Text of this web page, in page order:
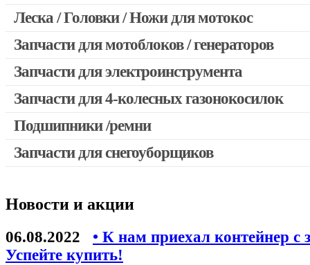
Запчасти для Китайских триммеров
Запчасти для мотокос Stihl / Husqvarna / Oleo-mac / Echo и
Леска / Головки / Ножи для мотокос
Запчасти для мотоблоков / генераторов
Запчасти для электроинструмента
Двигатели, редукторы для шуруповертов
Выключатели, переключатели
Запчасти для УШМ (болгарок)
Запчасти для электроинструмента другие
Запчасти для компрессоров
Конденсаторы
Запчасти для 4-колесных газонокосилок
Подшипники /ремни
Запчасти для снегоуборщиков
Новости и акции
06.08.2022
• К нам приехал контейнер с
Успейте купить!